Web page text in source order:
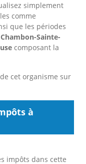
simplement
comme
que les périodes
Chambon-Sainte-
composant la
cet organisme sur
à
impôts dans cette